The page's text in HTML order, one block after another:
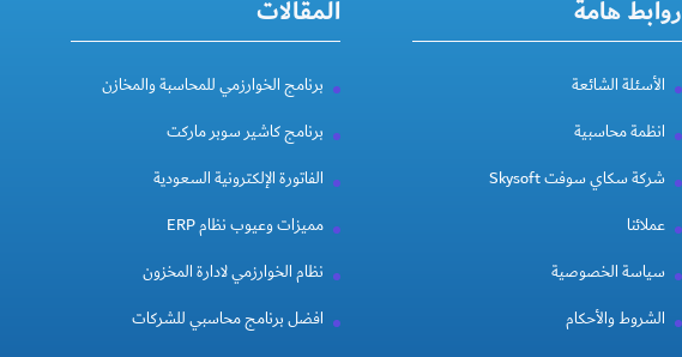
روابط هامة
الأسئلة الشائعة
انظمة محاسبية
شركة سكاي سوفت Skysoft
عملائنا
سياسة الخصوصية
الشروط والأحكام
المقالات
برنامج الخوارزمي للمحاسبة والمخازن
برنامج كاشير سوبر ماركت
الفاتورة الإلكترونية السعودية
مميزات وعيوب نظام ERP
نظام الخوارزمي لادارة المخزون
افضل برنامج محاسبي للشركات